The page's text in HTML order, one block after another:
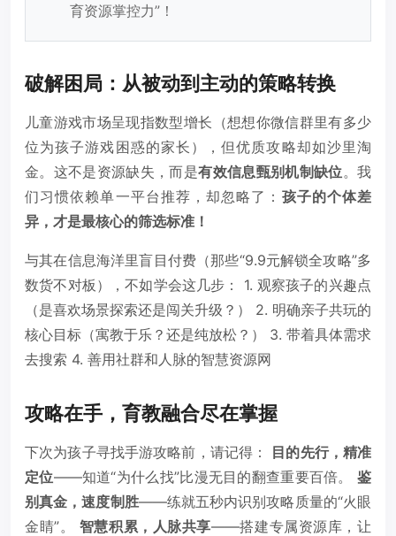
育资源掌控力”！
破解困局：从被动到主动的策略转换
儿童游戏市场呈现指数型增长（想想你微信群里有多少
位为孩子游戏困惑的家长），但优质攻略却如沙里淘
金。这不是资源缺失，而是有效信息甄别机制缺位。我
们习惯依赖单一平台推荐，却忽略了： 孩子的个体差
异，才是最核心的筛选标准！
与其在信息海洋里盲目付费（那些“9.9元解锁全攻略”多
数货不对板），不如学会这几步： 1. 观察孩子的兴趣点
（是喜欢场景探索还是闯关升级？） 2. 明确亲子共玩的
核心目标（寓教于乐？还是纯放松？） 3. 带着具体需求
去搜索 4. 善用社群和人脉的智慧资源网
攻略在手，育教融合尽在掌握
下次为孩子寻找手游攻略前，请记得： 目的先行，精准
定位——知道“为什么找”比漫无目的翻查重要百倍。鉴
别真金，速度制胜——练就五秒内识别攻略质量的“火眼
金睛”。 智慧积累，人脉共享——搭建专属资源库，让